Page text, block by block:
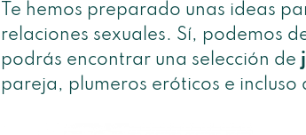
Te hemos preparado unas ideas
relaciones sexuales. Sí, podemos
podrás encontrar una selección de
pareja, plumeros eróticos e